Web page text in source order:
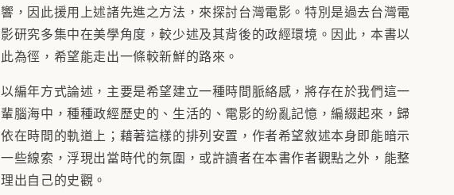
響，因此援用上述諸先進之方法，來探討台灣電影。特別是過去台灣電
影研究多集中在美學角度，較少述及其背後的政經環境。因此，本書以
此為徑，希望能走出一條較新鮮的路來。
以編年方式論述，主要是希望建立一種時間脈絡感，將存在於我們這一
輩腦海中，種種政經歷史的、生活的、電影的紛亂記憶，編綴起來，歸
依在時間的軌道上；藉著這樣的排列安置，作者希望敘述本身即能暗示
一些線索，浮現出當時代的氛圍，或許讀者在本書作者觀點之外，能整
理出自己的史觀。